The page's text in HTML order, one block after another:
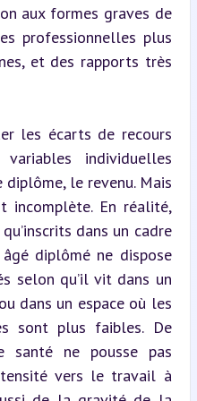
aux formes graves de
professionnelles plus
et des rapports très
les écarts de recours
individuelles
diplôme, le revenu. Mais
incomplète. En réalité,
dans un cadre
diplômé ne dispose
selon qu’il vit dans un
dans un espace où les
sont plus faibles. De
santé ne pousse pas
vers le travail à